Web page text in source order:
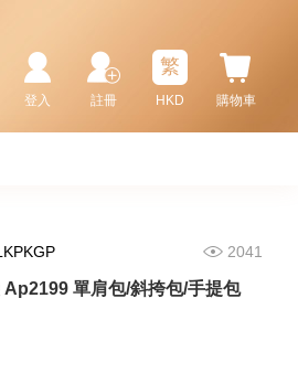
購物車
繁
HKD
註冊
登入
2041
單肩包/斜挎包/手提包
香奈兒 手袋 As5293
單肩包/手提包